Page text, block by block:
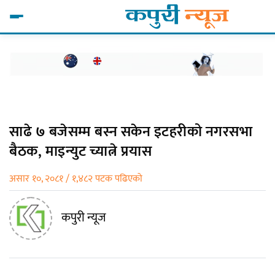
साढे ७ बजेसम्म बस्न सकेन इटहरीको नगरसभा
बैठक, माइन्युट च्यात्ने प्रयास
असार १०, २०८१ / १,४८२ पटक पढिएको
कपुरी न्यूज